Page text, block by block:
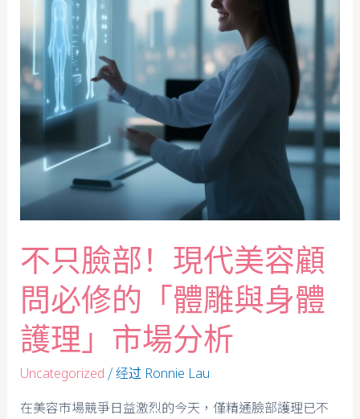
不只臉部！現代美容顧
問必修的「體雕與身體
護理」市場分析
Uncategorized / 经过 Ronnie Lau
在美容市場競爭日益激烈的今天，僅精通臉部護理已不